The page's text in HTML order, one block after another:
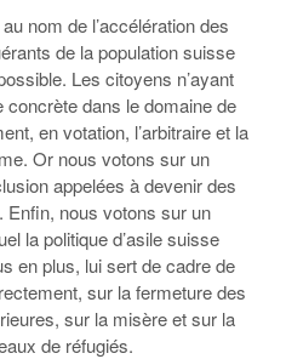
nom de l’accélération des
de la population suisse
Les citoyens n’ayant
dans le domaine de
en votation, l’arbitraire et la
Or nous votons sur un
appelées à devenir des
Enfin, nous votons sur un
la politique d’asile suisse
en plus, lui sert de cadre de
sur la fermeture des
sur la misère et sur la
de réfugiés.